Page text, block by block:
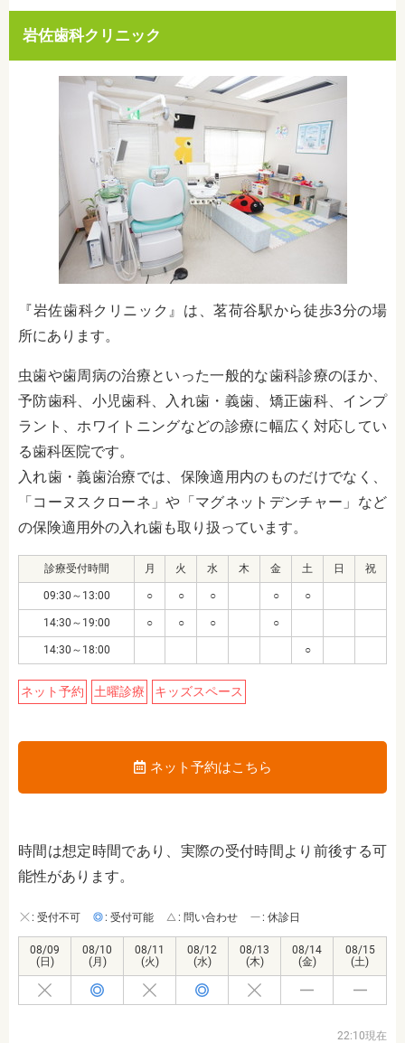
岩佐歯科クリニック
『岩佐歯科クリニック』は、茗荷谷駅から徒歩3分の場
所にあります。
虫歯や歯周病の治療といった一般的な歯科診療のほか、
予防歯科、小児歯科、入れ歯・義歯、矯正歯科、インプ
ラント、ホワイトニングなどの診療に幅広く対応してい
る歯科医院です。
入れ歯・義歯治療では、保険適用内のものだけでなく、
「コーヌスクローネ」や「マグネットデンチャー」など
の保険適用外の入れ歯も取り扱っています。
診療受付時間 月 火 水 木 金 土 日 祝
09:30～13:00 ○ ○ ○ ○ ○
14:30～19:00 ○ ○ ○ ○
14:30～18:00 ○
ネット予約 土曜診療 キッズスペース
ネット予約はこちら
時間は想定時間であり、実際の受付時間より前後する可
能性があります。
: 受付不可 : 受付可能 : 問い合わせ : 休診日
08/09
(日)
08/10
(月)
08/11
(火)
08/12
(水)
08/13
(木)
08/14
(金)
08/15
(土)
22:10現在